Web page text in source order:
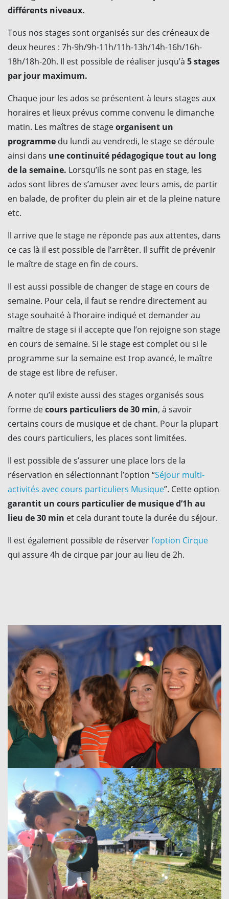
différents niveaux.
Tous nos stages sont organisés sur des créneaux de
deux heures : 7h-9h/9h-11h/11h-13h/14h-16h/16h-
18h/18h-20h. Il est possible de réaliser jusqu’à 5 stages
par jour maximum.
Chaque jour les ados se présentent à leurs stages aux
horaires et lieux prévus comme convenu le dimanche
matin. Les maîtres de stageorganisent un
programme du lundi au vendredi, le stage se déroule
ainsi dans une continuité pédagogique tout au long
de la semaine. Lorsqu’ils ne sont pas en stage, les
ados sont libres de s’amuser avec leurs amis, de partir
en balade, de profiter du plein air et de la pleine nature
etc.
Il arrive que le stage ne réponde pas aux attentes, dans
ce cas là il est possible de l’arrêter. Il suffit de prévenir
le maître de stage en fin de cours.
Il est aussi possible de changer de stage en cours de
semaine. Pour cela, il faut se rendre directement au
stage souhaité à l’horaire indiqué et demander au
maître de stage si il accepte que l’on rejoigne son stage
en cours de semaine. Si le stage est complet ou si le
programme sur la semaine est trop avancé, le maître
de stage est libre de refuser.
A noter qu’il existe aussi des stages organisés sous
forme decours particuliers de 30 min, à savoir
certains cours de musique et de chant. Pour la plupart
des cours particuliers, les places sont limitées.
Il est possible de s’assurer une place lors de la
réservation en sélectionnant l’option “Séjour multi-
activités avec cours particuliers Musique”. Cette option
garantit un cours particulier de musique d’1h au
lieu de 30 min et cela durant toute la durée du séjour.
Il est également possible de réserver l’option Cirque
qui assure 4h de cirque par jour au lieu de 2h.